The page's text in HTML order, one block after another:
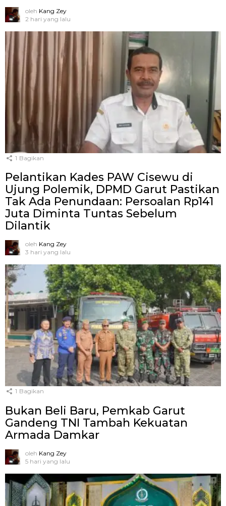
oleh Kang Zey
2 hari yang lalu
1 Bagikan
Pelantikan Kades PAW Cisewu di
Ujung Polemik, DPMD Garut Pastikan
Tak Ada Penundaan: Persoalan Rp141
Juta Diminta Tuntas Sebelum
Dilantik
oleh Kang Zey
3 hari yang lalu
1 Bagikan
Bukan Beli Baru, Pemkab Garut
Gandeng TNI Tambah Kekuatan
Armada Damkar
oleh Kang Zey
5 hari yang lalu